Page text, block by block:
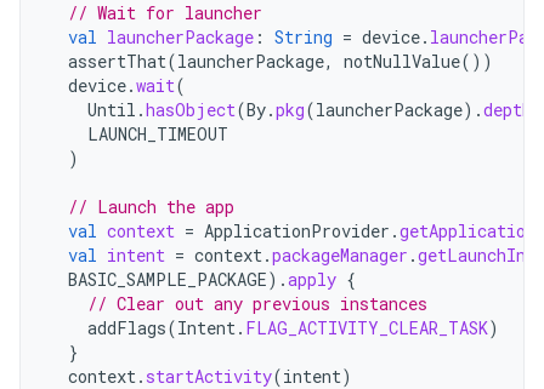
// Wait for launcher
val launcherPackage : String = device.
assertThat(launcherPackage, notNullValue())
device.wait(
Until .hasObject(By.pkg(launcherPackage).depth
LAUNCH_TIMEOUT
)
// Launch the app
val context = ApplicationProvider .
val intent = context.packageManager .
BASIC_SAMPLE_PACKAGE).apply {
// Clear out any previous instances
addFlags(Intent. FLAG_ACTIVITY_CLEAR_TASK)
}
context. startActivity(intent)